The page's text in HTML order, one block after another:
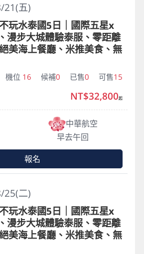
21(五)
玩水泰國5日｜國際五星x
漫步大城體驗泰服、零距離
美海上餐廳、米推美食、無
機位 16 候補0 已售0 可售15
中華航空
早去午回
NT$32,800起
報名
25(二)
玩水泰國5日｜國際五星x
漫步大城體驗泰服、零距離
美海上餐廳、米推美食、無